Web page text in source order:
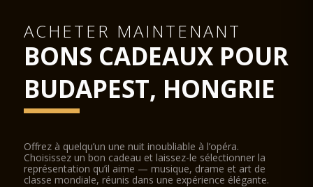
ACHETER MAINTENANT
BONS CADEAUX POUR
BUDAPEST, HONGRIE
Offrez à quelqu’un une nuit inoubliable à l’opéra.
Choisissez un bon cadeau et laissez-le sélectionner la
représentation qu’il aime — musique, drame et art de
classe mondiale, réunis dans une expérience élégante.